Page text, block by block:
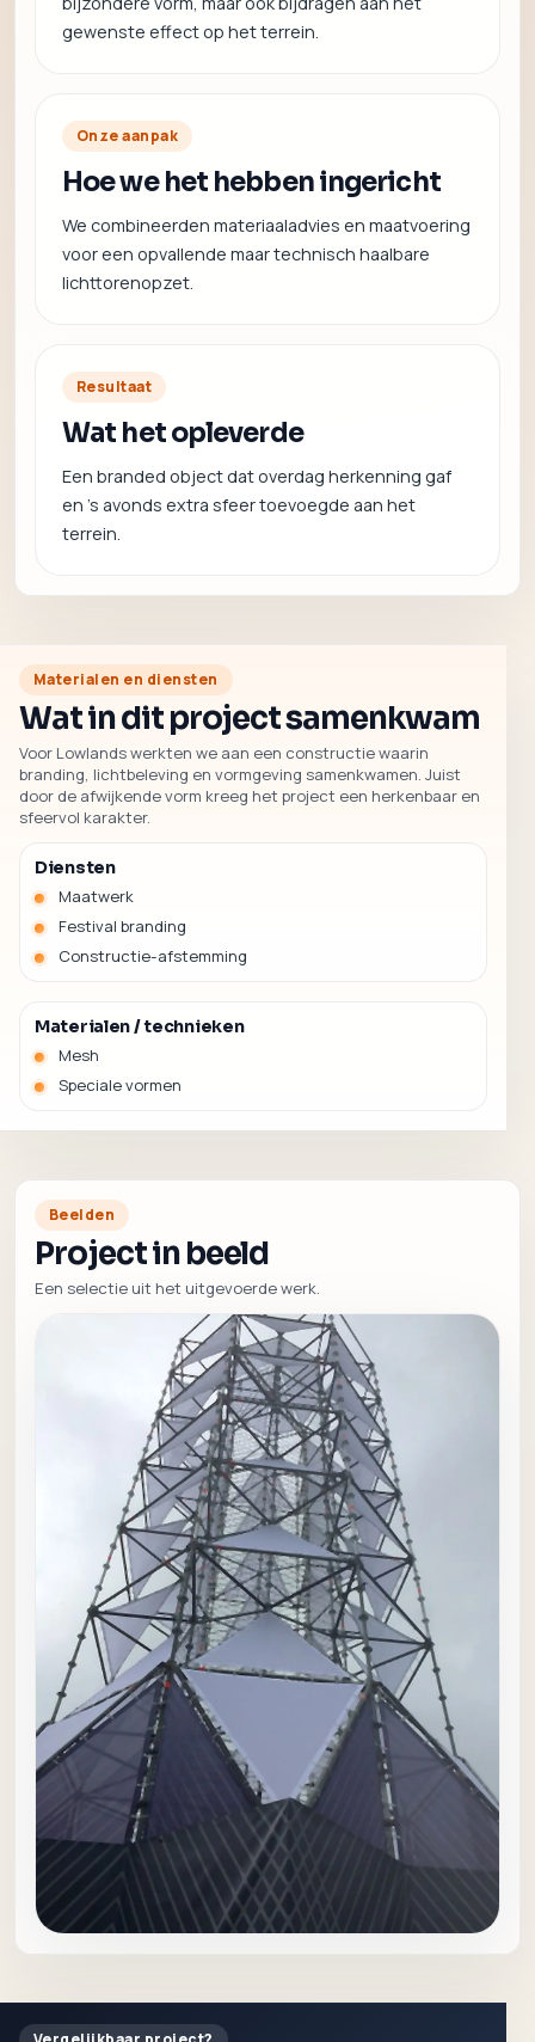
gewenste effect op het terrein.
Onze aanpak
Hoe we het hebben ingericht
We combineerden materiaaladvies en maatvoering
voor een opvallende maar technisch haalbare
lichttorenopzet.
Resultaat
Wat het opleverde
Een branded object dat overdag herkenning gaf
en 's avonds extra sfeer toevoegde aan het
terrein.
Materialen en diensten
Wat in dit project samenkwam
Voor Lowlands werkten we aan een constructie waarin
branding, lichtbeleving en vormgeving samenkwamen. Juist
door de afwijkende vorm kreeg het project een herkenbaar en
sfeervol karakter.
Diensten
Maatwerk
Festival branding
Constructie-afstemming
Materialen / technieken
Mesh
Speciale vormen
Beelden
Project in beeld
Een selectie uit het uitgevoerde werk.